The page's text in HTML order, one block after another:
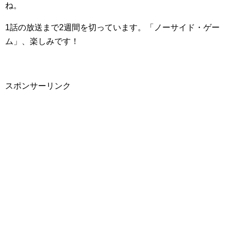
ね。
1話の放送まで2週間を切っています。「ノーサイド・ゲー
ム」、楽しみです！
スポンサーリンク